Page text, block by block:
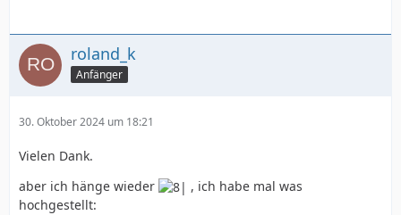
    </script>
roland_k
Anfänger
30. Oktober 2024 um 18:21
Vielen Dank.
aber ich hänge wieder
, ich habe mal was
hochgestellt: